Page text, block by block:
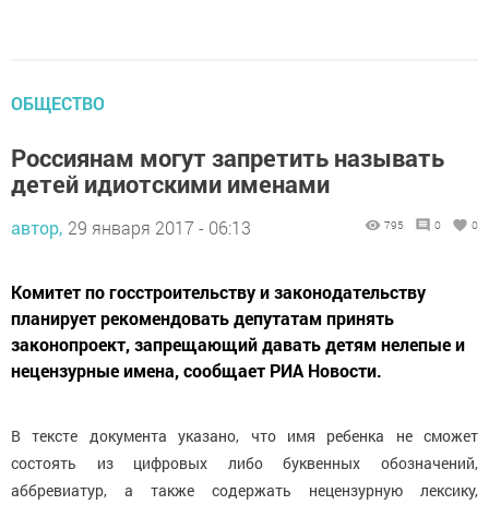
ОБЩЕСТВО
Россиянам могут запретить называть
детей идиотскими именами
автор, 29 января 2017 - 06:13 795 0 0
Комитет по госстроительству и законодательству
планирует рекомендовать депутатам принять
законопроект, запрещающий давать детям нелепые и
нецензурные имена, сообщает РИА Новости.
В тексте документа указано, что имя ребенка не сможет
состоять из цифровых либо буквенных обозначений,
аббревиатур, а также содержать нецензурную лексику,